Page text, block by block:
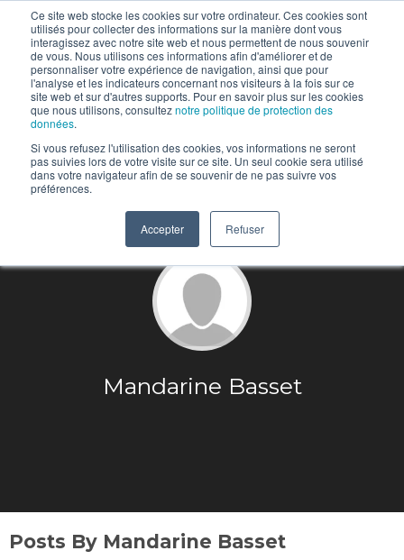
Ce site web stocke les cookies sur votre ordinateur. Ces cookies sont
utilisés pour collecter des informations sur la manière dont vous
interagissez avec notre site web et nous permettent de nous souvenir
de vous. Nous utilisons ces informations afin d'améliorer et de
personnaliser votre expérience de navigation, ainsi que pour
l'analyse et les indicateurs concernant nos visiteurs à la fois sur ce
site web et sur d'autres supports. Pour en savoir plus sur les cookies
que nous utilisons, consulteznotre politique de protection des
données.
Si vous refusez l'utilisation des cookies, vos informations ne seront
pas suivies lors de votre visite sur ce site. Un seul cookie sera utilisé
dans votre navigateur afin de se souvenir de ne pas suivre vos
préférences.
Accepter Refuser
Mandarine Basset
Posts By Mandarine Basset